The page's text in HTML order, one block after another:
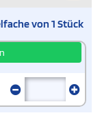
von 1 Stück